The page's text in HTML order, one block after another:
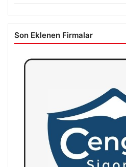
Son Eklenen Firmalar